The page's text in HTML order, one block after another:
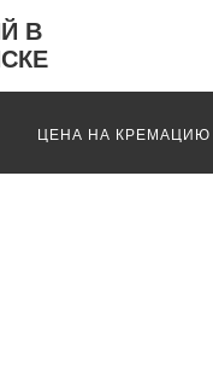
ЦЕНА НА КРЕМАЦИЮ